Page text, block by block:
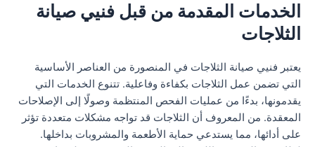
الخدمات المقدمة من قبل فنيي صيانة
الثلاجات
يعتبر فنيي صيانة الثلاجات في المنصورة من العناصر الأساسية
التي تضمن عمل الثلاجات بكفاءة وفاعلية. تتنوع الخدمات التي
يقدمونها، بدءًا من عمليات الفحص المنتظمة وصولًا إلى الإصلاحات
المعقدة. من المعروف أن الثلاجات قد تواجه مشكلات متعددة تؤثر
على أدائها، مما يستدعي حماية الأطعمة والمشروبات بداخلها.